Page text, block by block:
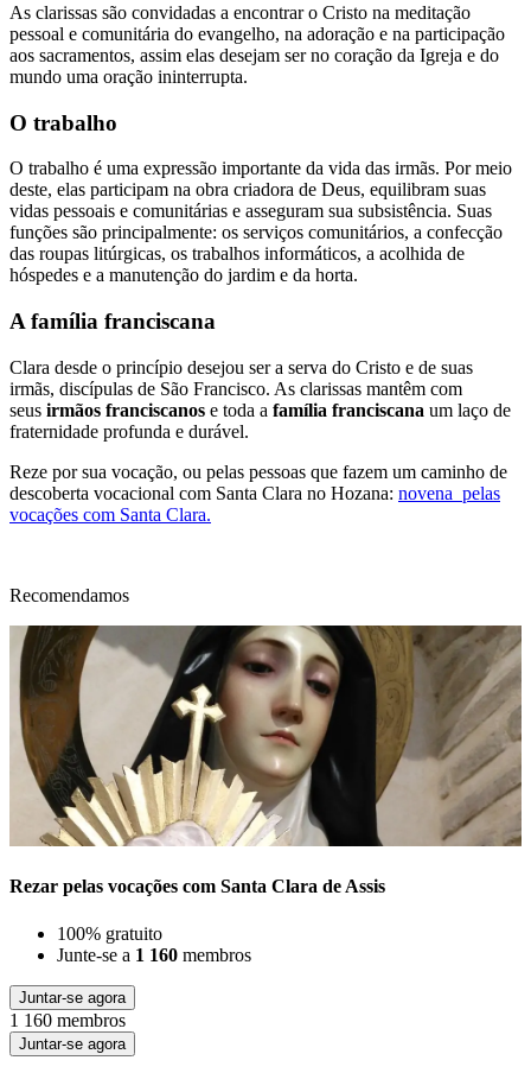
As clarissas são convidadas a encontrar o Cristo na meditação
pessoal e comunitária do evangelho, na adoração e na participação
aos sacramentos, assim elas desejam ser no coração da Igreja e do
mundo uma oração ininterrupta.
O trabalho
O trabalho é uma expressão importante da vida das irmãs. Por meio
deste, elas participam na obra criadora de Deus, equilibram suas
vidas pessoais e comunitárias e asseguram sua subsistência. Suas
funções são principalmente: os serviços comunitários, a confecção
das roupas litúrgicas, os trabalhos informáticos, a acolhida de
hóspedes e a manutenção do jardim e da horta.
A família franciscana
Clara desde o princípio desejou ser a serva do Cristo e de suas
irmãs, discípulas de São Francisco. As clarissas mantêm com
seus irmãos franciscanos e toda a família franciscana um laço de
fraternidade profunda e durável.
Reze por sua vocação, ou pelas pessoas que fazem um caminho de
descoberta vocacional com Santa Clara no Hozana: novena pelas
vocações com Santa Clara.
Recomendamos
Rezar pelas vocações com Santa Clara de Assis
100% gratuito
Junte-se a 1 160 membros
Juntar-se agora
1 160 membros
Juntar-se agora